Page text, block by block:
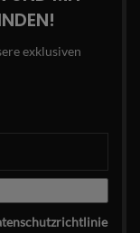
exklusiven